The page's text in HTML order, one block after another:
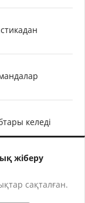
келеді
жіберу
сақталған.